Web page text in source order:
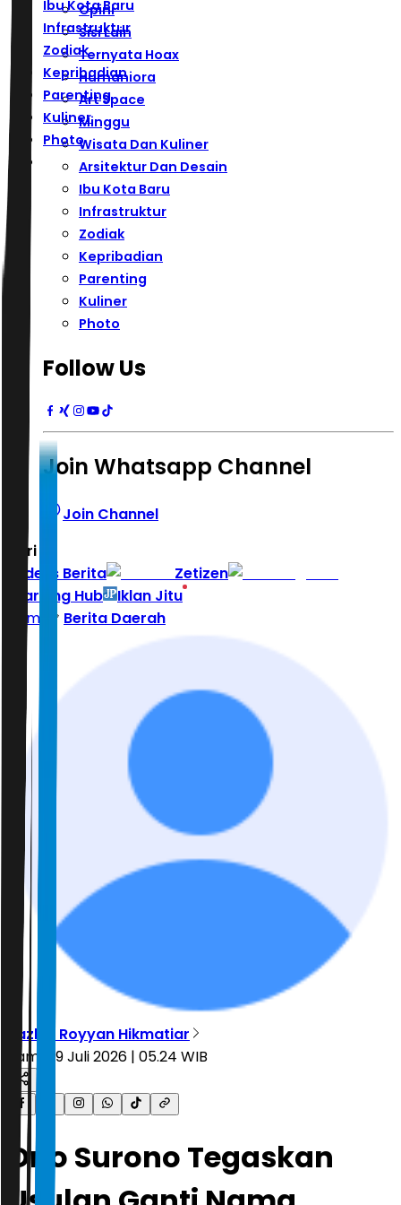
Ibu Kota Baru
Infrastruktur
Zodiak
Kepribadian
Parenting
Kuliner
Photo
Opini
Sisi Lain
Ternyata Hoax
Humaniora
Art Space
Minggu
Wisata Dan Kuliner
Arsitektur Dan Desain
Ibu Kota Baru
Infrastruktur
Zodiak
Kepribadian
Parenting
Kuliner
Photo
Follow Us
Join Whatsapp Channel
Join Channel
Hari ini
Indeks Berita
Zetizen
Learning Hub
Iklan Jitu
Home
Berita Daerah
Tazkia Royyan Hikmatiar
Kamis, 9 Juli 2026 | 05.24 WIB
Ono Surono Tegaskan